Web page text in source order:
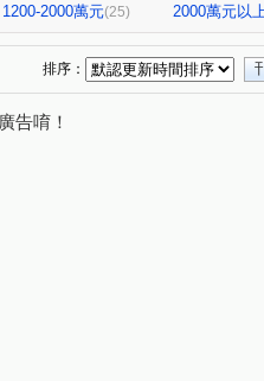
1200-2000萬元(25) 2000萬元以
排序：
告唷！